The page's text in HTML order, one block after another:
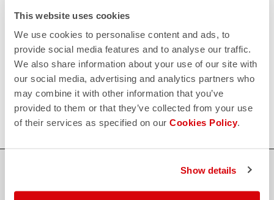
This website uses cookies
We use cookies to personalise content and ads, to
provide social media features and to analyse our traffic.
We also share information about your use of our site with
our social media, advertising and analytics partners who
may combine it with other information that you’ve
provided to them or that they’ve collected from your use
of their services as specified on our Cookies Policy.
Show details
replay
RÜCKSENDUNGEN UND ERSTATTUNGEN
Rückgabe der Bestellung garantiert
innerhalb von 30 Tagen nach der Lieferung
Entdecken Sie die Rückgabebedingungen
quiz
FAQ
Haben Sie noch weitere Fragen?
Kein Problem, wir haben alle Antworten!
Klicken Sie hier.
Der Support, den du brauchst, mit Castelli Qualität in jedem Detail.